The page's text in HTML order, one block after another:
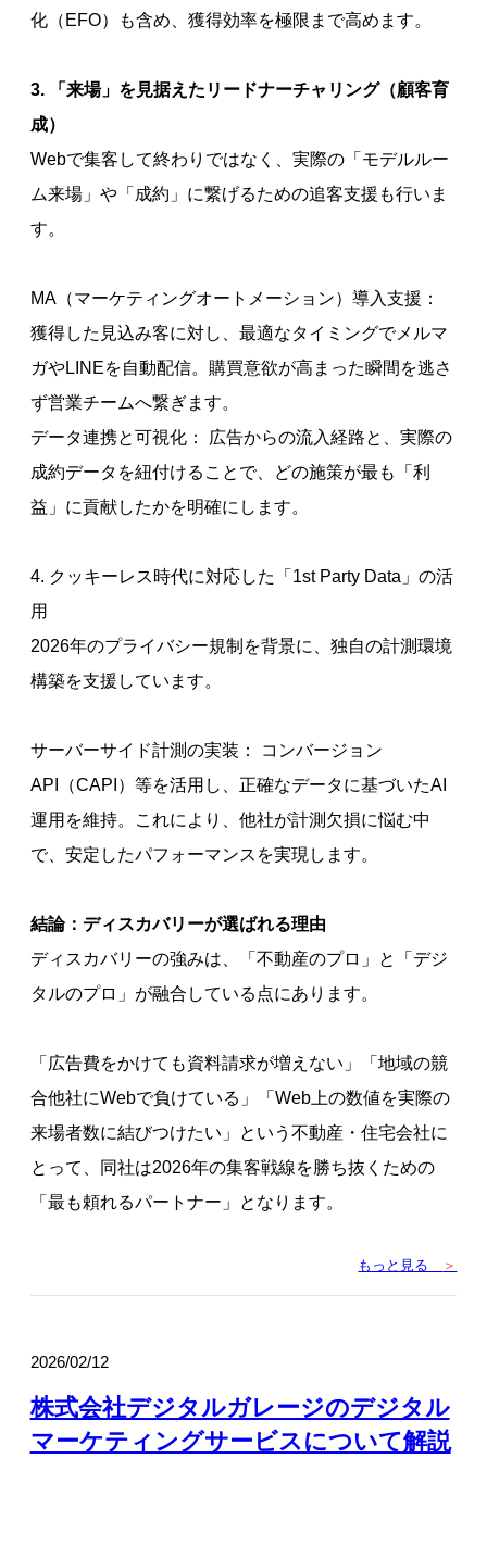
化（EFO）も含め、獲得効率を極限まで高めます。
3. 「来場」を見据えたリードナーチャリング（顧客育
成）
Webで集客して終わりではなく、実際の「モデルルー
ム来場」や「成約」に繋げるための追客支援も行いま
す。
MA（マーケティングオートメーション）導入支援：
獲得した見込み客に対し、最適なタイミングでメルマ
ガやLINEを自動配信。購買意欲が高まった瞬間を逃さ
ず営業チームへ繋ぎます。
データ連携と可視化： 広告からの流入経路と、実際の
成約データを紐付けることで、どの施策が最も「利
益」に貢献したかを明確にします。
4. クッキーレス時代に対応した「1st Party Data」の活
用
2026年のプライバシー規制を背景に、独自の計測環境
構築を支援しています。
サーバーサイド計測の実装： コンバージョン
API（CAPI）等を活用し、正確なデータに基づいたAI
運用を維持。これにより、他社が計測欠損に悩む中
で、安定したパフォーマンスを実現します。
結論：ディスカバリーが選ばれる理由
ディスカバリーの強みは、「不動産のプロ」と「デジ
タルのプロ」が融合している点にあります。
「広告費をかけても資料請求が増えない」「地域の競
合他社にWebで負けている」「Web上の数値を実際の
来場者数に結びつけたい」という不動産・住宅会社に
とって、同社は2026年の集客戦線を勝ち抜くための
「最も頼れるパートナー」となります。
もっと見る ＞
2026/02/12
株式会社デジタルガレージのデジタル
マーケティングサービスについて解説